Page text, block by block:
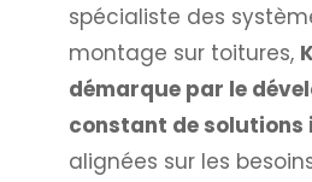
spécialiste des
montage sur toitures,
démarque par le
constant de solutions
alignées sur les